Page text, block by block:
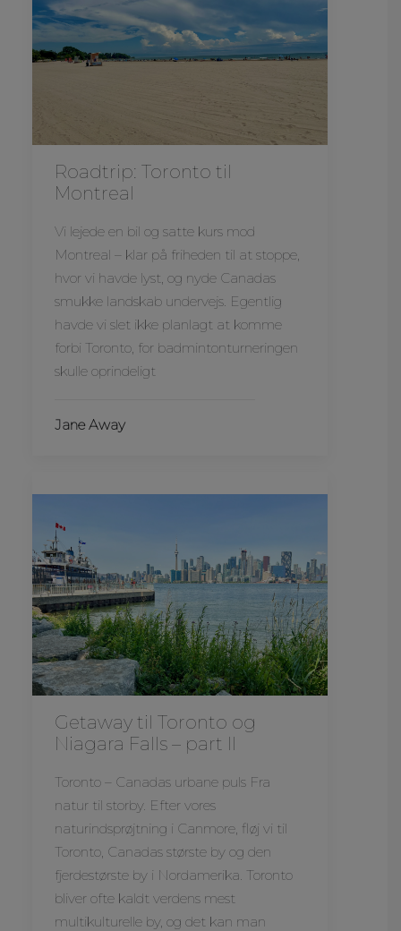
Roadtrip: Toronto til
Montreal
Vi lejede en bil og satte kurs mod
Montreal – klar på friheden til at stoppe,
hvor vi havde lyst, og nyde Canadas
smukke landskab undervejs. Egentlig
havde vi slet ikke planlagt at komme
forbi Toronto, for badmintonturneringen
skulle oprindeligt
Jane Away
Getaway til Toronto og
Niagara Falls – part II
Toronto – Canadas urbane puls Fra
natur til storby. Efter vores
naturindsprøjtning i Canmore, fløj vi til
Toronto, Canadas største by og den
fjerdestørste by i Nordamerika. Toronto
bliver ofte kaldt verdens mest
multikulturelle by, og det kan man